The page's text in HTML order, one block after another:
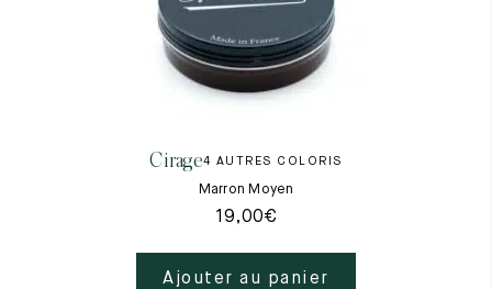
Cirage4 AUTRES COLORIS
Marron Moyen
19,00€
Ajouter au panier